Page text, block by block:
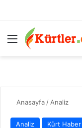
Menü
Anasayfa / Analiz
Analiz Kürt Haber